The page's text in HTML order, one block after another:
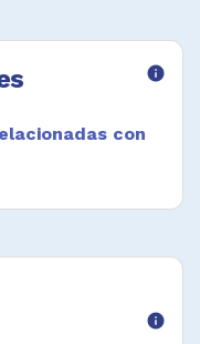
info
con
info